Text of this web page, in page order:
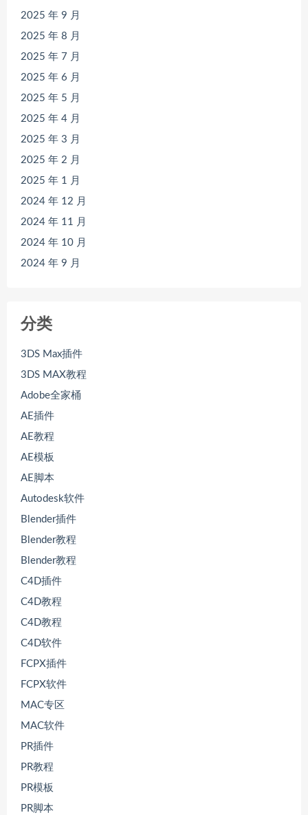
2025 年 9 月
2025 年 8 月
2025 年 7 月
2025 年 6 月
2025 年 5 月
2025 年 4 月
2025 年 3 月
2025 年 2 月
2025 年 1 月
2024 年 12 月
2024 年 11 月
2024 年 10 月
2024 年 9 月
分类
3DS Max插件
3DS MAX教程
Adobe全家桶
AE插件
AE教程
AE模板
AE脚本
Autodesk软件
Blender插件
Blender教程
Blender教程
C4D插件
C4D教程
C4D教程
C4D软件
FCPX插件
FCPX软件
MAC专区
MAC软件
PR插件
PR教程
PR模板
PR脚本